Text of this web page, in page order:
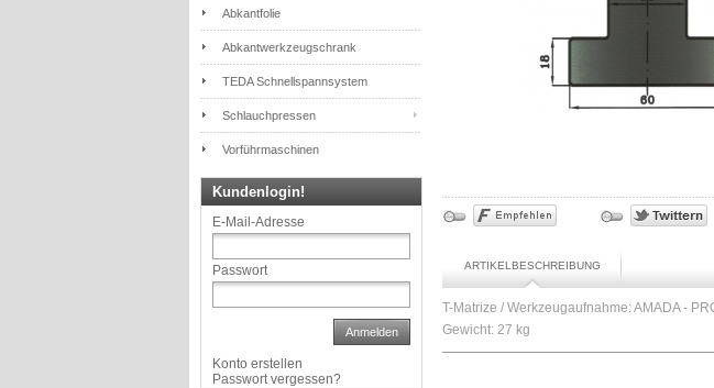
ARTIKELBESCHREIBUNG
T-Matrize / Werkzeugaufnahme: AMADA -
Gewicht: 27 kg
Abkantfolie
Abkantwerkzeugschrank
TEDA Schnellspannsystem
Schlauchpressen
Vorführmaschinen
Kundenlogin!
E-Mail-Adresse
Passwort
Anmelden
Konto erstellen
Passwort vergessen?